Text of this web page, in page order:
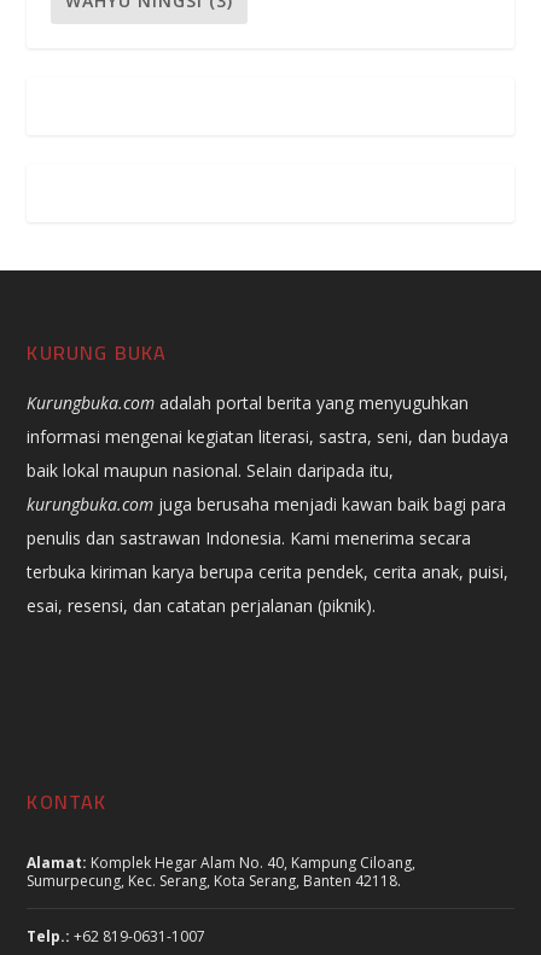
KURUNG BUKA
Kurungbuka.com adalah portal berita yang menyuguhkan
informasi mengenai kegiatan literasi, sastra, seni, dan budaya
baik lokal maupun nasional. Selain daripada itu,
kurungbuka.com juga berusaha menjadi kawan baik bagi para
penulis dan sastrawan Indonesia. Kami menerima secara
terbuka kiriman karya berupa cerita pendek, cerita anak, puisi,
esai, resensi, dan catatan perjalanan (piknik).
KONTAK
Alamat: Komplek Hegar Alam No. 40, Kampung Ciloang,
Sumurpecung, Kec. Serang, Kota Serang, Banten 42118.
Telp.: +62 819-0631-1007